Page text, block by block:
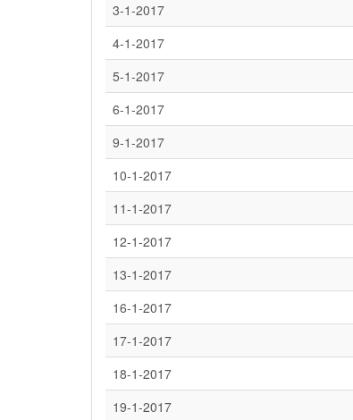
3-1-2017
4-1-2017
5-1-2017
6-1-2017
9-1-2017
10-1-2017
11-1-2017
12-1-2017
13-1-2017
16-1-2017
17-1-2017
18-1-2017
19-1-2017